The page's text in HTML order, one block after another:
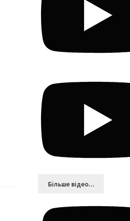
Більшe відео...